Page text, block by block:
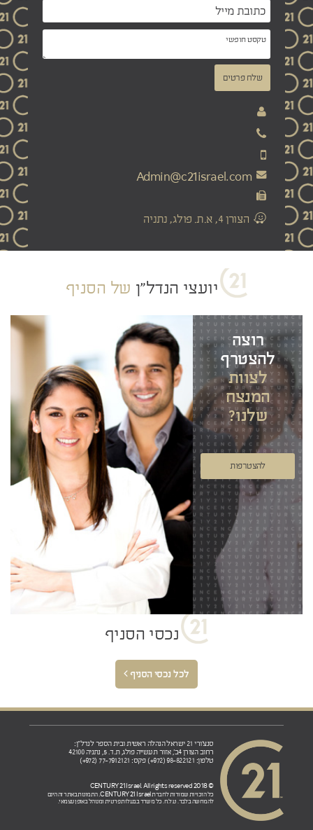
שלח פרטים
Admin@c21israel.com
הצורן 4, א.ת. פולג, נתניה
יועצי הנדל"ן של הסניף
רוצה
להצטרף
לצוות
המנצח
שלנו?
להצטרפות
נכסי הסניף
לכל נכסי הסניף
סנצ'ורי 21 ישראל הנהלה ראשית ובית הספר לנדל"ן:
רחוב הצורן 4ב', אזור תעשייה פולג, ת.ד. 5, נתניה 42100
טלפון: 98-822121 (972+) פקס: 77-7912121 (972+)
© 2018 CENTURY 21 Israel. All rights reserved
כל הזכויות שמורות לחברתCENTURY 21 Israel. התמונות באתר זה הינם
להמחשה בלבד. ט.ל.ח. כל משרד בבעלות פרטית ומנוהל באופן עצמאי.